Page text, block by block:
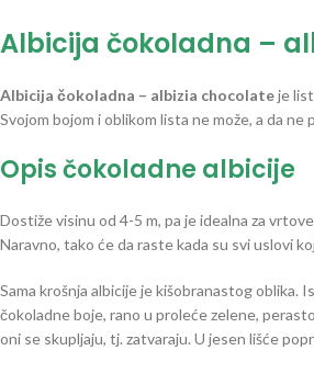
Albicija čokoladna –
Albicija čokoladna – albizia chocolateje
Svojom bojom i oblikom lista ne može, a da
Opis čokoladne albicije
Dostiže visinu od 4-5 m, pa je idealna za
Naravno, tako će da raste kada su svi uslovi
Sama krošnja albicije je kišobranastog
čokoladne boje, rano u proleće zelene,
oni se skupljaju, tj. zatvaraju. U jesen lišće